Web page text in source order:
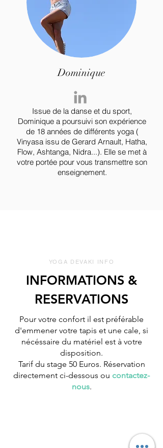
Dominique
Issue de la danse et du sport,
Dominique a poursuivi son expérience
de 18 années de différents yoga (
Vinyasa issu de Gerard Arnault, Hatha,
Flow, Ashtanga, Nidra...). Elle se met à
votre portée pour vous transmettre son
enseignement.
YOGA DEVAKI INFO
INFORMATIONS &
RESERVATIONS
Pour votre confort il est préférable
d'emmener votre tapis et une cale, si
nécéssaire du matériel est à votre
disposition.
Tarif du stage 50 Euros. Réservation
directement ci-dessous ou contactez-
nous.